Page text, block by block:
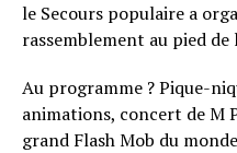
le Secours populaire a
rassemblement au pied
Au programme ? Pique-
animations, concert de M
grand Flash Mob du